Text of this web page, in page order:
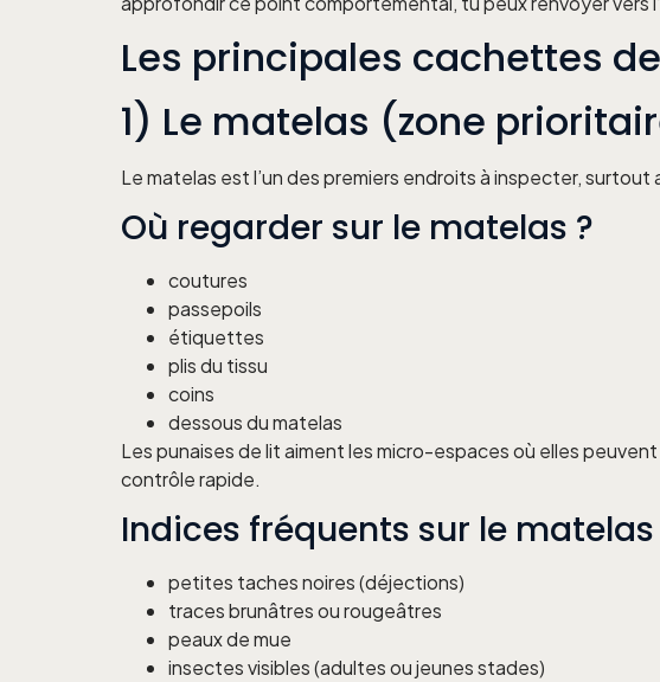
Les principales cachettes
1) Le matelas (zone
Le matelas est l’un des premiers endroits à inspecter,
Où regarder sur le matelas ?
coutures
passepoils
étiquettes
plis du tissu
coins
dessous du matelas
Les punaises de lit aiment les micro-espaces où elles
contrôle rapide.
Indices fréquents sur le matelas
petites taches noires (déjections)
traces brunâtres ou rougeâtres
peaux de mue
insectes visibles (adultes ou jeunes stades)